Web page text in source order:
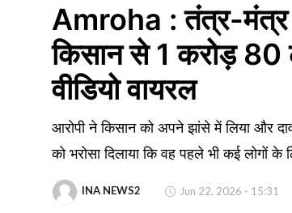
Amroha : तंत्र-मंत्र
किसान से 1 करोड़ 80
वीडियो वायरल
आरोपी ने किसान को अपने झांसे में लिया और
को भरोसा दिलाया कि वह पहले भी कई लोगों के
INA NEWS2 Jun 22, 2026 - 15:31